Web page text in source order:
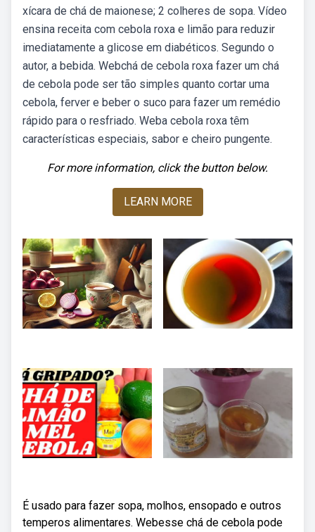
xícara de chá de maionese; 2 colheres de sopa. Vídeo
ensina receita com cebola roxa e limão para reduzir
imediatamente a glicose em diabéticos. Segundo o
autor, a bebida. Webchá de cebola roxa fazer um chá
de cebola pode ser tão simples quanto cortar uma
cebola, ferver e beber o suco para fazer um remédio
rápido para o resfriado. Weba cebola roxa têm
características especiais, sabor e cheiro pungente.
For more information, click the button below.
LEARN MORE
É usado para fazer sopa, molhos, ensopado e outros
temperos alimentares. Webesse chá de cebola pode